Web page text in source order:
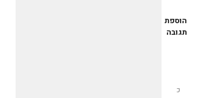
הוספת
תגובה